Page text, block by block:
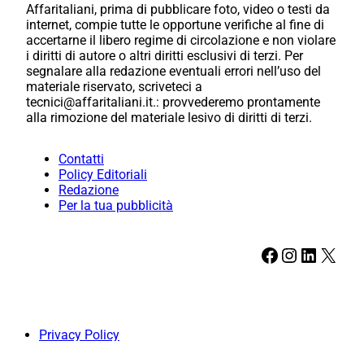
Affaritaliani, prima di pubblicare foto, video o testi da
internet, compie tutte le opportune verifiche al fine di
accertarne il libero regime di circolazione e non violare
i diritti di autore o altri diritti esclusivi di terzi. Per
segnalare alla redazione eventuali errori nell’uso del
materiale riservato, scriveteci a
tecnici@affaritaliani.it.: provvederemo prontamente
alla rimozione del materiale lesivo di diritti di terzi.
Contatti
Policy Editoriali
Redazione
Per la tua pubblicità
Facebook Instagram LinkedIn X
Privacy Policy